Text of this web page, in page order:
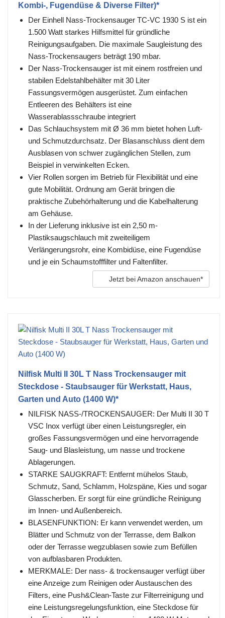
Kombi-, Fugendüse & Diverse Filter)*
Der Einhell Nass-Trockensauger TC-VC 1930 S ist ein
1.500 Watt starkes Hilfsmittel für gründliche
Reinigungsaufgaben. Die maximale Saugleistung des
Nass-Trockensaugers beträgt 190 mbar.
Der Nass-Trockensauger ist mit einem rostfreien und
stabilen Edelstahlbehälter mit 30 Liter
Fassungsvermögen ausgerüstet. Zum einfachen
Entleeren des Behälters ist eine
Wasserablassschraube integriert
Das Schlauchsystem mit Ø 36 mm bietet hohen Luft-
und Schmutzdurchsatz. Der Blasanschluss dient dem
Ausblasen von schwer zugänglichen Stellen, zum
Beispiel in verwinkelten Ecken.
Vier Rollen sorgen im Betrieb für Flexibilität und eine
gute Mobilität. Ordnung am Gerät bringen die
praktische Zubehörhalterung und die Kabelhalterung
am Gehäuse.
In der Lieferung inklusive ist ein 2,50 m-
Plastiksaugschlauch mit zweiteiligem
Verlängerungsrohr, eine Kombidüse, eine Fugendüse
und je ein Schaumstofffilter und Faltenfilter.
Jetzt bei Amazon anschauen*
Nilfisk Multi II 30L T Nass Trockensauger mit
Steckdose - Staubsauger für Werkstatt, Haus,
Garten und Auto (1400 W)*
NILFISK NASS-/TROCKENSAUGER: Der Multi II 30 T
VSC Inox verfügt über einen Leistungsregler, ein
großes Fassungsvermögen und eine hervorragende
Saug- und Blasleistung, um nasse und trockene
Ablagerungen.
STARKE SAUGKRAFT: Entfernt mühelos Staub,
Schmutz, Sand, Schlamm, Holzspäne, Kies und sogar
Glasscherben. Er sorgt für eine gründliche Reinigung
im Innen- und Außenbereich.
BLASENFUNKTION: Er kann verwendet werden, um
Blätter und Schmutz von der Terrasse, dem Balkon
oder der Terrasse wegzublasen sowie zum Befüllen
von aufblasbaren Produkten.
MERKMALE: Der nass- & trockensauger verfügt über
eine Anzeige zum Reinigen oder Austauschen des
Filters, eine Push&Clean-Taste zur Filterreinigung und
eine Leistungsregelungsfunktion, eine Steckdose für